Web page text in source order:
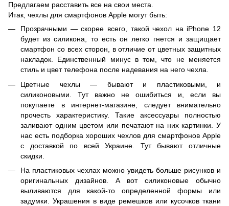
Предлагаем расставить все на свои места.
Итак, чехлы для смартфонов Аpple могут быть:
Прозрачными — скорее всего, такой чехол на iPhone 12
будет из силикона, то есть он легко гнется и защищает
смартфон со всех сторон, в отличие от цветных защитных
накладок. Единственный минус в том, что не меняется
стиль и цвет телефона после надевания на него чехла.
Цветные чехлы — бывают и пластиковыми, и
силиконовыми. Тут важно не ошибиться и, если вы
покупаете в интернет-магазине, следует внимательно
прочесть характеристику. Такие аксессуары полностью
заливают одним цветом или печатают на них картинки. У
нас есть подборка хороших чехлов для смартфонов Apple
с доставкой по всей Украине. Тут бывают отличные
скидки.
На пластиковых чехлах можно увидеть больше рисунков и
оригинальных дизайнов. А вот силиконовые обычно
выливаются для какой-то определенной формы или
задумки. Украшения в виде ремешков или кусочков ткани